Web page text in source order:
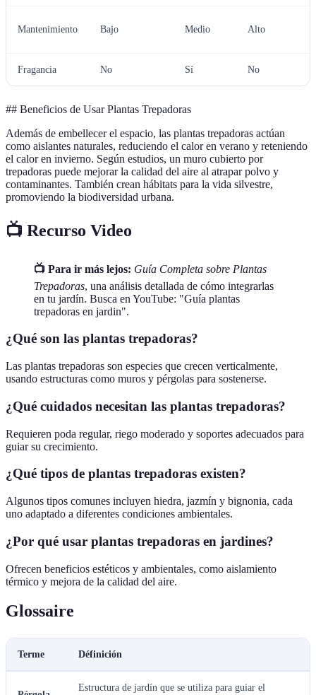
Mantenimiento Bajo Medio Alto
Fragancia No Sí No
## Beneficios de Usar Plantas Trepadoras
Además de embellecer el espacio, las plantas trepadoras actúan
como aislantes naturales, reduciendo el calor en verano y reteniendo
el calor en invierno. Según estudios, un muro cubierto por
trepadoras puede mejorar la calidad del aire al atrapar polvo y
contaminantes. También crean hábitats para la vida silvestre,
promoviendo la biodiversidad urbana.
📺 Recurso Video
📺 Para ir más lejos: Guía Completa sobre Plantas
Trepadoras, una análisis detallada de cómo integrarlas
en tu jardín. Busca en YouTube: "Guía plantas
trepadoras en jardin".
¿Qué son las plantas trepadoras?
Las plantas trepadoras son especies que crecen verticalmente,
usando estructuras como muros y pérgolas para sostenerse.
¿Qué cuidados necesitan las plantas trepadoras?
Requieren poda regular, riego moderado y soportes adecuados para
guiar su crecimiento.
¿Qué tipos de plantas trepadoras existen?
Algunos tipos comunes incluyen hiedra, jazmín y bignonia, cada
uno adaptado a diferentes condiciones ambientales.
¿Por qué usar plantas trepadoras en jardines?
Ofrecen beneficios estéticos y ambientales, como aislamiento
térmico y mejora de la calidad del aire.
Glossaire
Terme Définición
Estructura de jardín que se utiliza para guiar el